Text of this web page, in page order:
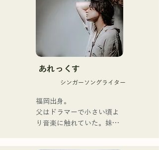
信息，輕輕觸動著聽眾的心
她們於2025年1月23日發行
首支單曲《Zatsuni
Tamede》，正式出道。
原聲、伴奏和樂隊編曲。
她們的錄音和現場演出得到
あれっくす
シンガーソングライター
福岡出身。
父はドラマーで小さい頃よ
り音楽に触れていた。妹